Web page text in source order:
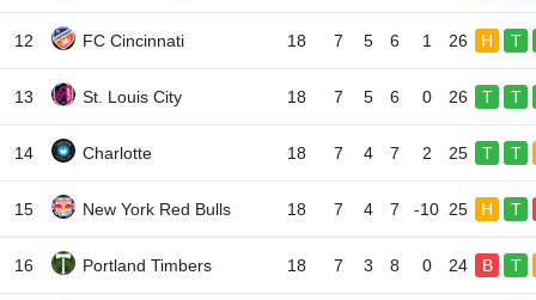
12 FC Cincinnati 18 7 5 6 1 26 H T
13 St. Louis City 18 7 5 6 0 26 T T
14 Charlotte 18 7 4 7 2 25 T T
15 New York Red Bulls 18 7 4 7 -10 25 H T
16 Portland Timbers 18 7 3 8 0 24 B T